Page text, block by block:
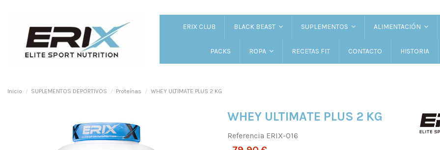
ERIX CLUB BLACK BEAST SUPLEMENTOS ALIMENTACIÓN
PACKS ROPA RECETAS FIT CONTACTO HISTORIA
Inicio SUPLEMENTOS DEPORTIVOS Proteínas WHEY ULTIMATE PLUS 2 KG
WHEY ULTIMATE PLUS 2 KG
Referencia ERIX-016